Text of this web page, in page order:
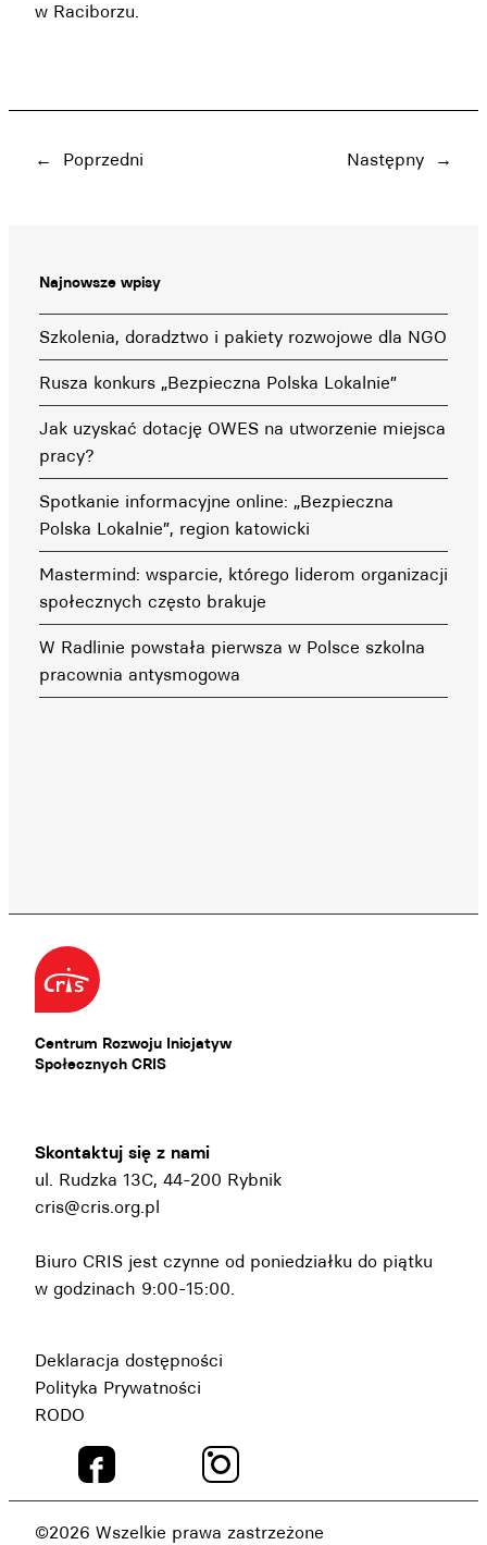
w Raciborzu.
← Poprzedni Następny →
Najnowsze wpisy
Szkolenia, doradztwo i pakiety rozwojowe dla NGO
Rusza konkurs „Bezpieczna Polska Lokalnie”
Jak uzyskać dotację OWES na utworzenie miejsca
pracy?
Spotkanie informacyjne online: „Bezpieczna
Polska Lokalnie”, region katowicki
Mastermind: wsparcie, którego liderom organizacji
społecznych często brakuje
W Radlinie powstała pierwsza w Polsce szkolna
pracownia antysmogowa
Centrum Rozwoju Inicjatyw
Społecznych CRIS
Skontaktuj się z nami
ul. Rudzka 13C, 44-200 Rybnik
cris@cris.org.pl
Biuro CRIS jest czynne od poniedziałku do piątku
w godzinach 9:00-15:00.
Deklaracja dostępności
Polityka Prywatności
RODO
©2026 Wszelkie prawa zastrzeżone